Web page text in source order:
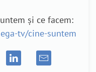
și ce facem:
tv/cine-suntem